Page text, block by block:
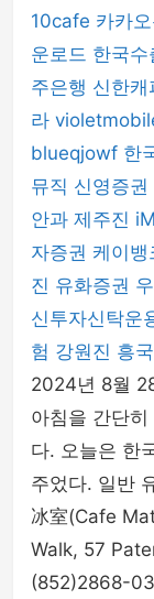
10cafe 카카
운로드 한국수
주은행 신한캐
라
blueqjowf 한
뮤직 신영증권
안과 제주진
자증권 케이뱅
진 유화증권
신투자신탁운
험 강원진 흥
2024년 8월
아침을 간단
다. 오늘은 한
주었다. 일반
冰室(Cafe
Walk, 57
(852)2868-